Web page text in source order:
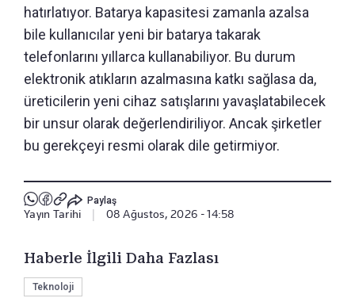
hatırlatıyor. Batarya kapasitesi zamanla azalsa
bile kullanıcılar yeni bir batarya takarak
telefonlarını yıllarca kullanabiliyor. Bu durum
elektronik atıkların azalmasına katkı sağlasa da,
üreticilerin yeni cihaz satışlarını yavaşlatabilecek
bir unsur olarak değerlendiriliyor. Ancak şirketler
bu gerekçeyi resmi olarak dile getirmiyor.
Paylaş
Yayın Tarihi 08 Ağustos, 2026 - 14:58
Haberle İlgili Daha Fazlası
Teknoloji